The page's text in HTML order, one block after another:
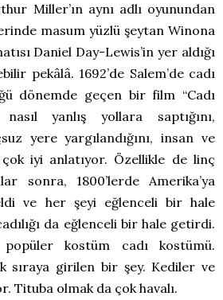
Miller’ın aynı adlı oyunundan
masum yüzlü şeytan Winona
Daniel Day-Lewis’in yer aldığı
pekâlâ. 1692’de Salem’de cadı
dönemde geçen bir film “Cadı
nasıl yanlış yollara saptığını,
yere yargılandığını, insan ve
iyi anlatıyor. Özellikle de linç
sonra, 1800’lerde Amerika’ya
ve her şeyi eğlenceli bir hale
da eğlenceli bir hale getirdi.
kostüm cadı kostümü.
sıraya girilen bir şey. Kediler ve
Tituba olmak da çok havalı.